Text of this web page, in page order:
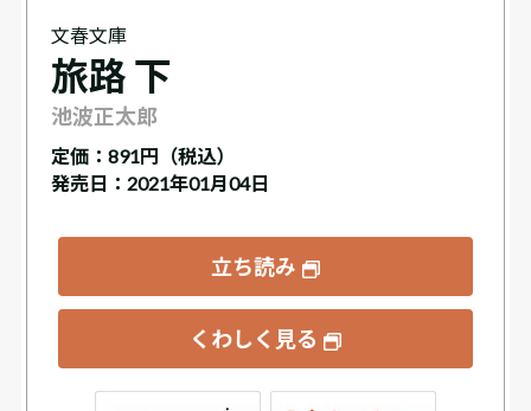
文春文庫
旅路 下
池波正太郎
定価： 891円（税込）
発売日：2021年01月04日
立ち読み
くわしく見る